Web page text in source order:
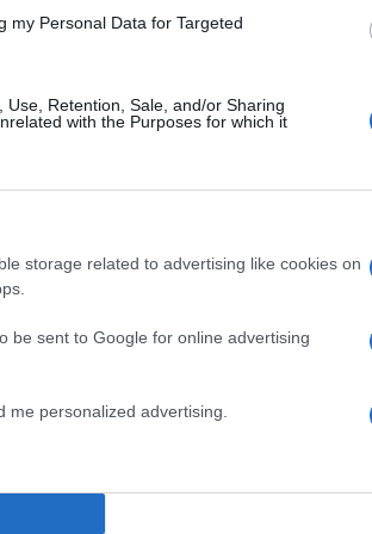
my Personal Data for Targeted
Retention, Sale, and/or Sharing
with the Purposes for which it
storage related to advertising like cookies on
be sent to Google for online advertising
me personalized advertising.